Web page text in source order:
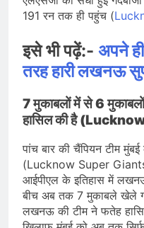
191 रन तक ही पहुंच (
इसे भी पढ़ें:- अपने
तरह हारी लखनऊ
7 मुकाबलों में से 6
हासिल की है
पांच बार की चैंपियन टीम
(Lucknow Super
आईपीएल के इतिहास में
बीच अब तक 7 मुकाबले खेले
लखनऊ की टीम ने फतेह